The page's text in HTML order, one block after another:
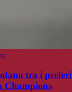
tra i
Champions